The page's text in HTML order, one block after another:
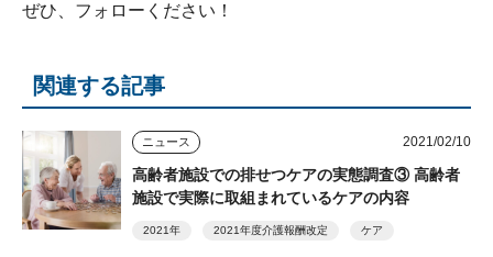
ぜひ、フォローください！
関連する記事
ニュース 2021/02/10
高齢者施設での排せつケアの実態調査③ 高齢者
施設で実際に取組まれているケアの内容
2021年 2021年度介護報酬改定 ケア